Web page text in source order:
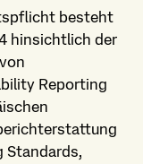
besteht
hinsichtlich der
Reporting
Standards,